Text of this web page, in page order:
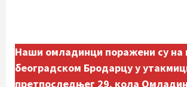
Наши омладинци поражени су на
београдском Бродарцу у
претпоследњег 29. кола